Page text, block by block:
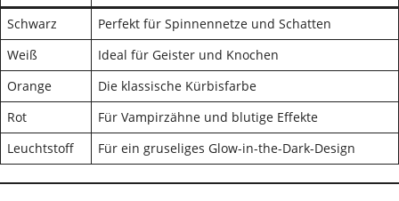
Schwarz
Perfekt für Spinnennetze und Schatten
Weiß
Ideal für Geister und Knochen
Orange
Die klassische Kürbisfarbe
Rot
Für Vampirzähne und blutige Effekte
Leuchtstoff
Für ein gruseliges Glow-in-the-Dark-Design